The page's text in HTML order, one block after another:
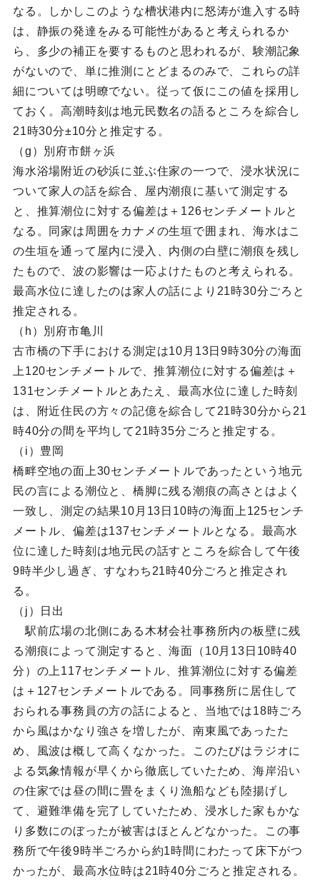
なる。しかしこのような槽状港内に怒涛が進入する時
は、静振の発達をみる可能性があると考えられるか
ら、多少の補正を要するものと思われるが、験潮記象
がないので、単に推測にとどまるのみで、これらの詳
細については明瞭でない。従って仮にこの値を採用し
ておく。高潮時刻は地元民数名の語るところを綜合し
21時30分±10分と推定する。
（g）別府市餅ヶ浜
海水浴場附近の砂浜に並ぶ住家の一つで、浸水状況に
ついて家人の話を綜合、屋内潮痕に基いて測定する
と、推算潮位に対する偏差は＋126センチメートルと
なる。同家は周囲をカナメの生垣で囲まれ、海水はこ
の生垣を通って屋内に浸入、内側の白壁に潮痕を残し
たもので、波の影響は一応よけたものと考えられる。
最高水位に達したのは家人の話により21時30分ごろと
推定される。
（h）別府市亀川
古市橋の下手における測定は10月13日9時30分の海面
上120センチメートルで、推算潮位に対する偏差は＋
131センチメートルとあたえ、最高水位に達した時刻
は、附近住民の方々の記億を綜合して21時30分から21
時40分の間を平均して21時35分ごろと推定する。
（i）豊岡
橋畔空地の面上30センチメートルであったという地元
民の言による潮位と、橋脚に残る潮痕の高さとはよく
一致し、測定の結果10月13日10時の海面上125センチ
メートル、偏差は137センチメートルとなる。最高水
位に達した時刻は地元民の話すところを綜合して午後
9時半少し過ぎ、すなわち21時40分ごろと推定され
る。
（j）日出
駅前広場の北側にある木材会社事務所内の板壁に残
る潮痕によって測定すると、海面（10月13日10時40
分）の上117センチメートル、推算潮位に対する偏差
は＋127センチメートルである。同事務所に居住して
おられる事務員の方の話によると、当地では18時ごろ
から風はかなり強さを増したが、南東風であったた
め、風波は概して高くなかった。このたびはラジオに
よる気象情報が早くから徹底していたため、海岸沿い
の住家では昼の間に畳をまくり漁船なども陸揚げし
て、避難準備を完了していたため、浸水した家もかな
り多数にのぼったが被害はほとんどなかった。この事
務所で午後9時半ごろから約1時間にわたって床下がつ
かったが、最高水位時は21時40分ごろと推定される。